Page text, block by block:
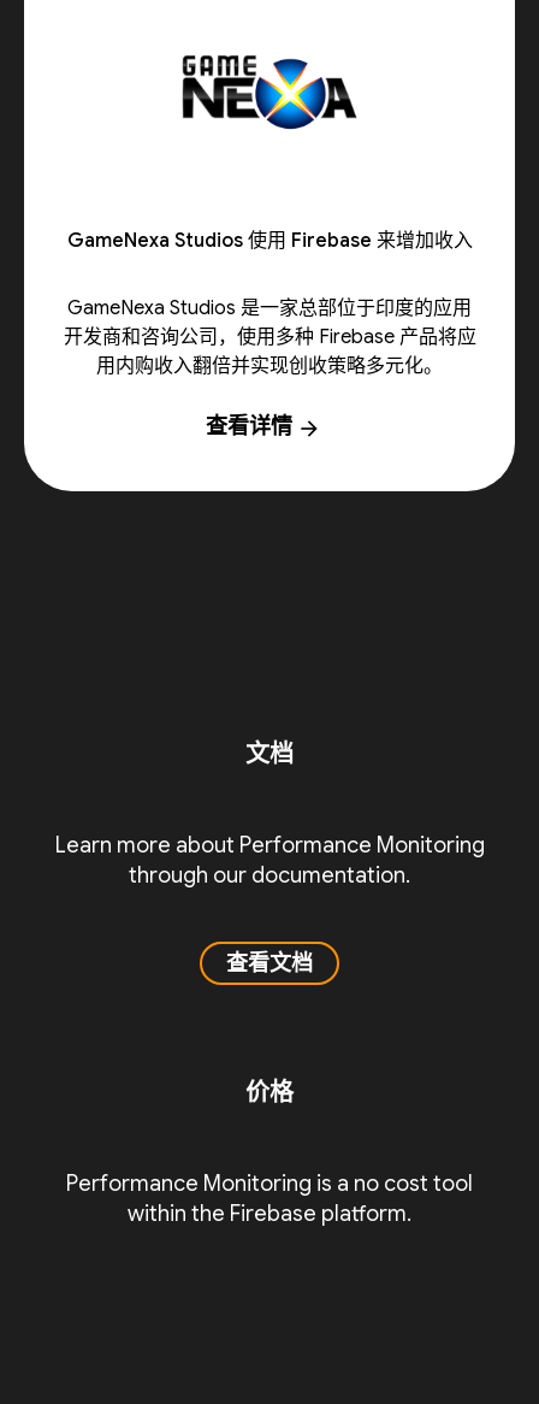
GameNexa Studios 使用 Firebase 来增加收入
GameNexa Studios 是一家总部位于印度的应用
开发商和咨询公司，使用多种 Firebase 产品将应
用内购收入翻倍并实现创收策略多元化。
查看详情 arrow_forward
文档
Learn more about Performance Monitoring
through our documentation.
查看文档
价格
Performance Monitoring is a no cost tool
within the Firebase platform.